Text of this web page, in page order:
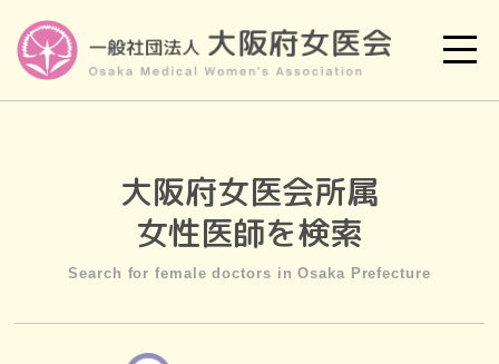
大阪府女医会所属
女性医師を検索
Search for female doctors in Osaka Prefecture